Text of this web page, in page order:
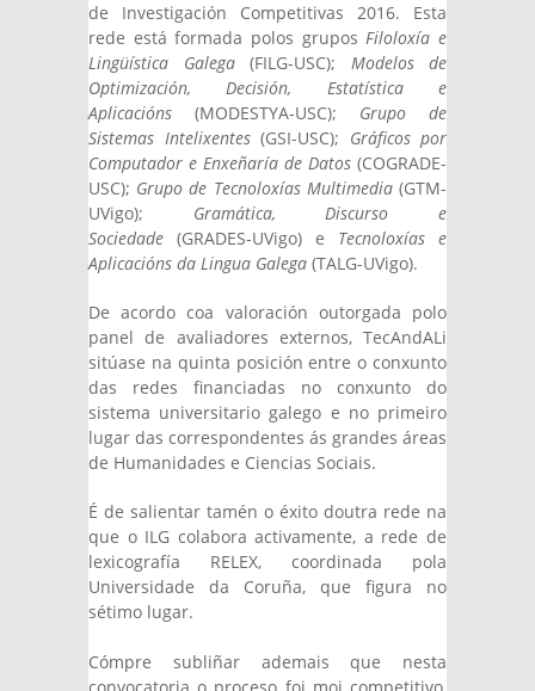
de Investigación Competitivas 2016. Esta
rede está formada polos gruposFiloloxía e
Lingüística Galega(FILG-USC); Modelos de
Optimización, Decisión, Estatística e
Aplicacións (MODESTYA-USC); Grupo de
Sistemas Intelixentes(GSI-USC); Gráficos por
Computador e Enxeñaría de Datos (COGRADE-
USC); Grupo de Tecnoloxías Multimedia(GTM-
UVigo); Gramática, Discurso e
Sociedade (GRADES-UVigo) e Tecnoloxías e
Aplicacións da Lingua Galega (TALG-UVigo).
De acordo coa valoración outorgada polo
panel de avaliadores externos, TecAndALi
sitúase na quinta posición entre o conxunto
das redes financiadas no conxunto do
sistema universitario galego e no primeiro
lugar das correspondentes ás grandes áreas
de Humanidades e Ciencias Sociais.
É de salientar tamén o éxito doutra rede na
que o ILG colabora activamente, a rede de
lexicografía RELEX, coordinada pola
Universidade da Coruña, que figura no
sétimo lugar.
Cómpre subliñar ademais que nesta